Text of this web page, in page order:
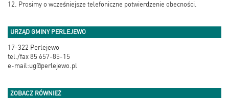
12. Prosimy o wcześniejsze telefoniczne potwierdzenie obecności.
URZĄD GMINY PERLEJEWO
17-322 Perlejewo
tel./fax 85 657-85-15
e-mail:ug@perlejewo.pl
ZOBACZ RÓWNIEŻ